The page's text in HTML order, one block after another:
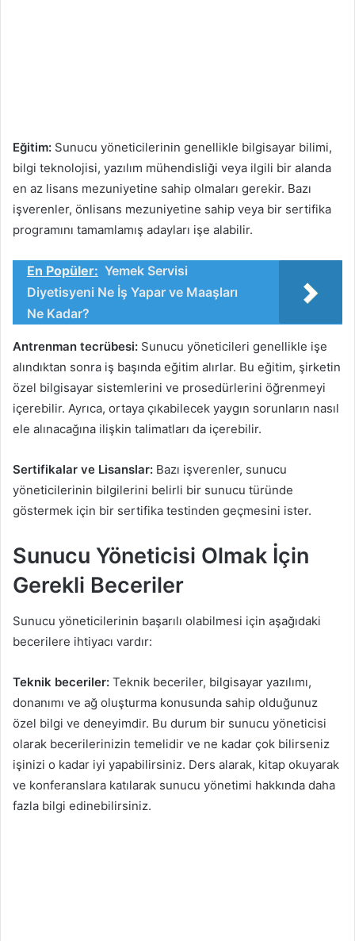
Eğitim: Sunucu yöneticilerinin genellikle bilgisayar bilimi,
bilgi teknolojisi, yazılım mühendisliği veya ilgili bir alanda
en az lisans mezuniyetine sahip olmaları gerekir. Bazı
işverenler, önlisans mezuniyetine sahip veya bir sertifika
programını tamamlamış adayları işe alabilir.
En Popüler: Yemek Servisi
Diyetisyeni Ne İş Yapar ve Maaşları
Ne Kadar?
Antrenman tecrübesi: Sunucu yöneticileri genellikle işe
alındıktan sonra iş başında eğitim alırlar. Bu eğitim, şirketin
özel bilgisayar sistemlerini ve prosedürlerini öğrenmeyi
içerebilir. Ayrıca, ortaya çıkabilecek yaygın sorunların nasıl
ele alınacağına ilişkin talimatları da içerebilir.
Sertifikalar ve Lisanslar: Bazı işverenler, sunucu
yöneticilerinin bilgilerini belirli bir sunucu türünde
göstermek için bir sertifika testinden geçmesini ister.
Sunucu Yöneticisi Olmak İçin
Gerekli Beceriler
Sunucu yöneticilerinin başarılı olabilmesi için aşağıdaki
becerilere ihtiyacı vardır:
Teknik beceriler: Teknik beceriler, bilgisayar yazılımı,
donanımı ve ağ oluşturma konusunda sahip olduğunuz
özel bilgi ve deneyimdir. Bu durum bir sunucu yöneticisi
olarak becerilerinizin temelidir ve ne kadar çok bilirseniz
işinizi o kadar iyi yapabilirsiniz. Ders alarak, kitap okuyarak
ve konferanslara katılarak sunucu yönetimi hakkında daha
fazla bilgi edinebilirsiniz.